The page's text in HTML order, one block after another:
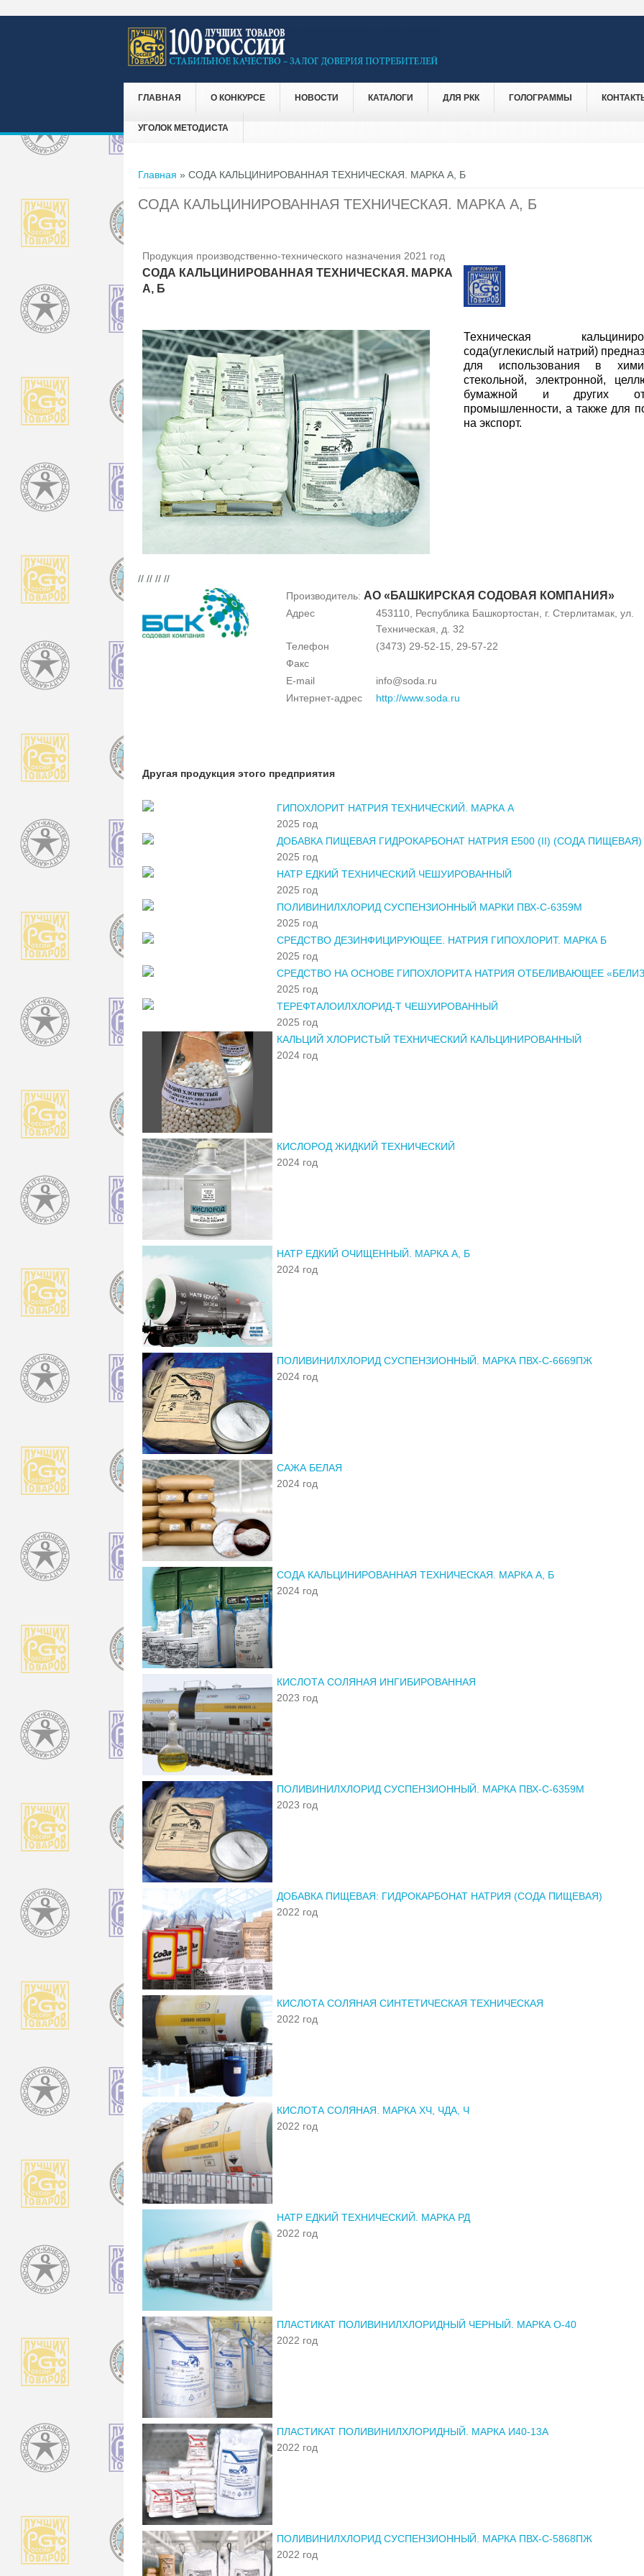
ГЛАВНАЯ О КОНКУРСЕ НОВОСТИ КАТАЛОГИ ДЛЯ РКК ГОЛОГРАММЫ
УГОЛОК МЕТОДИСТА
Вы здесь
Главная » СОДА КАЛЬЦИНИРОВАННАЯ ТЕХНИЧЕСКАЯ. МАРКА А, Б
СОДА КАЛЬЦИНИРОВАННАЯ ТЕХНИЧЕСКАЯ. МАРКА А, Б
Продукция производственно-технического назначения 2021 год
СОДА КАЛЬЦИНИРОВАННАЯ ТЕХНИЧЕСКАЯ. МАРКА
А, Б
Техническая
сода(углекислый натрий)
для использования в
стекольной, электронной,
бумажной и других
промышленности, а также для
на экспорт.
// // // //
Производитель: АО «БАШКИРСКАЯ СОДОВАЯ КОМПАНИЯ»
Адрес
453110, Республика Башкортостан, г. Стерлитамак, ул.
Техническая, д. 32
Телефон
(3473) 29-52-15, 29-57-22
Факс
E-mail
info@soda.ru
Интернет-адрес
http://www.soda.ru
Другая продукция этого предприятия
ГИПОХЛОРИТ НАТРИЯ ТЕХНИЧЕСКИЙ. МАРКА А
2025 год
ДОБАВКА ПИЩЕВАЯ ГИДРОКАРБОНАТ НАТРИЯ Е500 (II) (СОДА ПИЩЕВАЯ)
2025 год
НАТР ЕДКИЙ ТЕХНИЧЕСКИЙ ЧЕШУИРОВАННЫЙ
2025 год
ПОЛИВИНИЛХЛОРИД СУСПЕНЗИОННЫЙ МАРКИ ПВХ-С-6359М
2025 год
СРЕДСТВО ДЕЗИНФИЦИРУЮЩЕЕ. НАТРИЯ ГИПОХЛОРИТ. МАРКА Б
2025 год
СРЕДСТВО НА ОСНОВЕ ГИПОХЛОРИТА НАТРИЯ ОТБЕЛИВАЮЩЕЕ
2025 год
ТЕРЕФТАЛОИЛХЛОРИД-Т ЧЕШУИРОВАННЫЙ
2025 год
КАЛЬЦИЙ ХЛОРИСТЫЙ ТЕХНИЧЕСКИЙ КАЛЬЦИНИРОВАННЫЙ
2024 год
КИСЛОРОД ЖИДКИЙ ТЕХНИЧЕСКИЙ
2024 год
НАТР ЕДКИЙ ОЧИЩЕННЫЙ. МАРКА А, Б
2024 год
ПОЛИВИНИЛХЛОРИД СУСПЕНЗИОННЫЙ. МАРКА ПВХ-С-6669ПЖ
2024 год
САЖА БЕЛАЯ
2024 год
СОДА КАЛЬЦИНИРОВАННАЯ ТЕХНИЧЕСКАЯ. МАРКА А, Б
2024 год
КИСЛОТА СОЛЯНАЯ ИНГИБИРОВАННАЯ
2023 год
ПОЛИВИНИЛХЛОРИД СУСПЕНЗИОННЫЙ. МАРКА ПВХ-С-6359М
2023 год
ДОБАВКА ПИЩЕВАЯ: ГИДРОКАРБОНАТ НАТРИЯ (СОДА ПИЩЕВАЯ)
2022 год
КИСЛОТА СОЛЯНАЯ СИНТЕТИЧЕСКАЯ ТЕХНИЧЕСКАЯ
2022 год
КИСЛОТА СОЛЯНАЯ. МАРКА ХЧ, ЧДА, Ч
2022 год
НАТР ЕДКИЙ ТЕХНИЧЕСКИЙ. МАРКА РД
2022 год
ПЛАСТИКАТ ПОЛИВИНИЛХЛОРИДНЫЙ ЧЕРНЫЙ. МАРКА О-40
2022 год
ПЛАСТИКАТ ПОЛИВИНИЛХЛОРИДНЫЙ. МАРКА И40-13А
2022 год
ПОЛИВИНИЛХЛОРИД СУСПЕНЗИОННЫЙ. МАРКА ПВХ-С-5868ПЖ
2022 год